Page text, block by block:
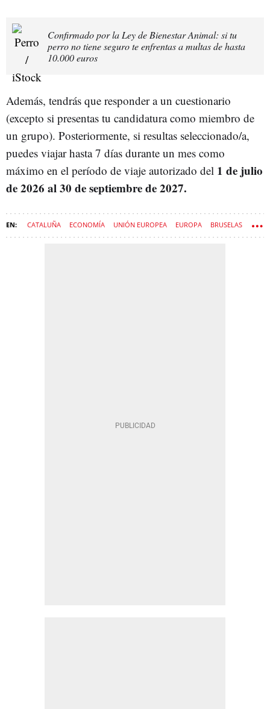
Confirmado por la Ley de Bienestar Animal: si tu
perro no tiene seguro te enfrentas a multas de hasta
10.000 euros
Además, tendrás que responder a un cuestionario
(excepto si presentas tu candidatura como miembro de
un grupo). Posteriormente, si resultas seleccionado/a,
puedes viajar hasta 7 días durante un mes como
máximo en el período de viaje autorizado del 1 de julio
de 2026 al 30 de septiembre de 2027.
CATALUÑA ECONOMÍA UNIÓN EUROPEA EUROPA BRUSELAS